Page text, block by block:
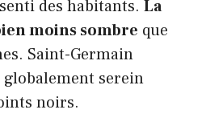
des habitants. La
moins sombre que
Saint-Germain
globalement serein
noirs.